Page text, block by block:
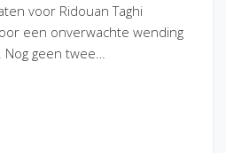
voor Ridouan Taghi
een onverwachte wending
geen twee…